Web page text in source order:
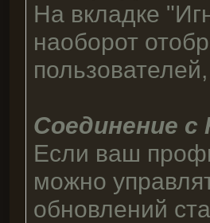
На вкладке
наоборот
Соединение с
Если ваш
можно
обновлений